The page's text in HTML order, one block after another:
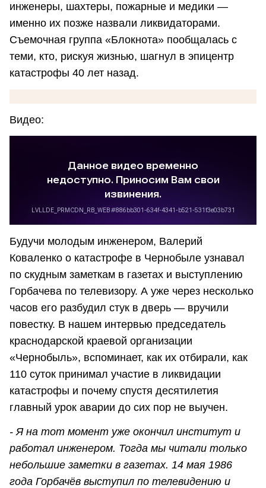
инженеры, шахтеры, пожарные и медики —
именно их позже назвали ликвидаторами.
Съемочная группа «Блокнота» пообщалась с
теми, кто, рискуя жизнью, шагнул в эпицентр
катастрофы 40 лет назад.
Видео:
Будучи молодым инженером, Валерий
Коваленко о катастрофе в Чернобыле узнавал
по скудным заметкам в газетах и выступлению
Горбачева по телевизору. А уже через несколько
часов его разбудил стук в дверь — вручили
повестку. В нашем интервью председатель
краснодарской краевой организации
«Чернобыль», вспоминает, как их отбирали, как
110 суток принимал участие в ликвидации
катастрофы и почему спустя десятилетия
главный урок аварии до сих пор не выучен.
- Я на тот момент уже окончил институт и
работал инженером. Тогда мы читали только
небольшие заметки в газетах. 14 мая 1986
года Горбачёв выступил по телевидению и